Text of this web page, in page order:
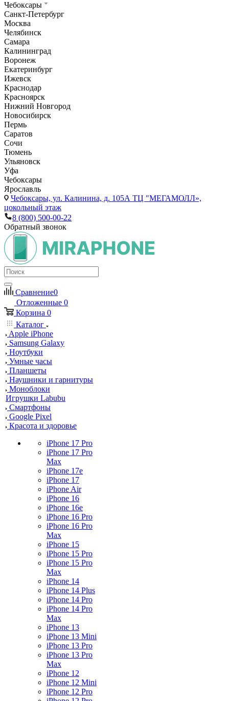
Чебоксары
Санкт-Петербург
Москва
Челябинск
Самара
Калининград
Воронеж
Екатеринбург
Ижевск
Краснодар
Красноярск
Нижний Новгород
Новосибирск
Пермь
Саратов
Сочи
Тюмень
Ульяновск
Уфа
Чебоксары
Ярославль
Чебоксары, ул. Калинина, д. 105А ТЦ "МЕГАМОЛЛ»,
цокольный этаж
8 (800) 500-00-22
Обратный звонок
Сравнение0
Отложенные 0
Корзина 0
Каталог
Apple iPhone
Samsung Galaxy
Ноутбуки
Умные часы
Планшеты
Наушники и гарнитуры
Моноблоки
Игрушки Labubu
Смартфоны
Google Pixel
Красота и здоровье
iPhone 17 Pro
iPhone 17 Pro
Max
iPhone 17e
iPhone 17
iPhone Air
iPhone 16
iPhone 16e
iPhone 16 Pro
iPhone 16 Pro
Max
iPhone 15
iPhone 15 Pro
iPhone 15 Pro
Max
iPhone 14
iPhone 14 Plus
iPhone 14 Pro
iPhone 14 Pro
Max
iPhone 13
iPhone 13 Mini
iPhone 13 Pro
iPhone 13 Pro
Max
iPhone 12
iPhone 12 Mini
iPhone 12 Pro